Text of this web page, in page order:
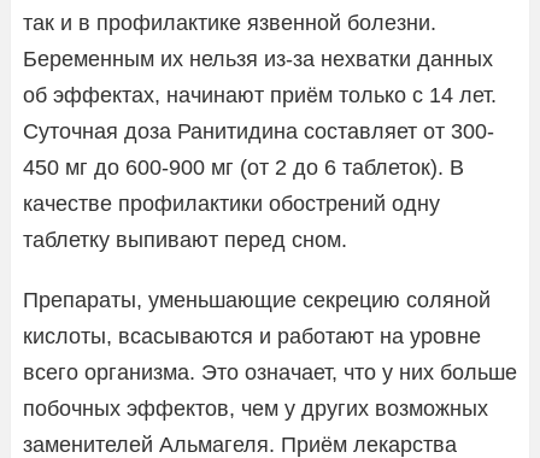
так и в профилактике язвенной болезни.
Беременным их нельзя из-за нехватки данных
об эффектах, начинают приём только с 14 лет.
Суточная доза Ранитидина составляет от 300-
450 мг до 600-900 мг (от 2 до 6 таблеток). В
качестве профилактики обострений одну
таблетку выпивают перед сном.
Препараты, уменьшающие секрецию соляной
кислоты, всасываются и работают на уровне
всего организма. Это означает, что у них больше
побочных эффектов, чем у других возможных
заменителей Альмагеля. Приём лекарства